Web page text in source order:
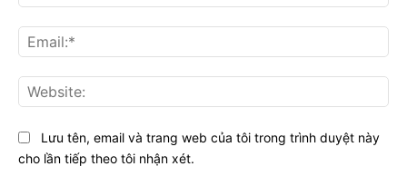
Lưu tên, email và trang web của tôi trong trình duyệt này
cho lần tiếp theo tôi nhận xét.